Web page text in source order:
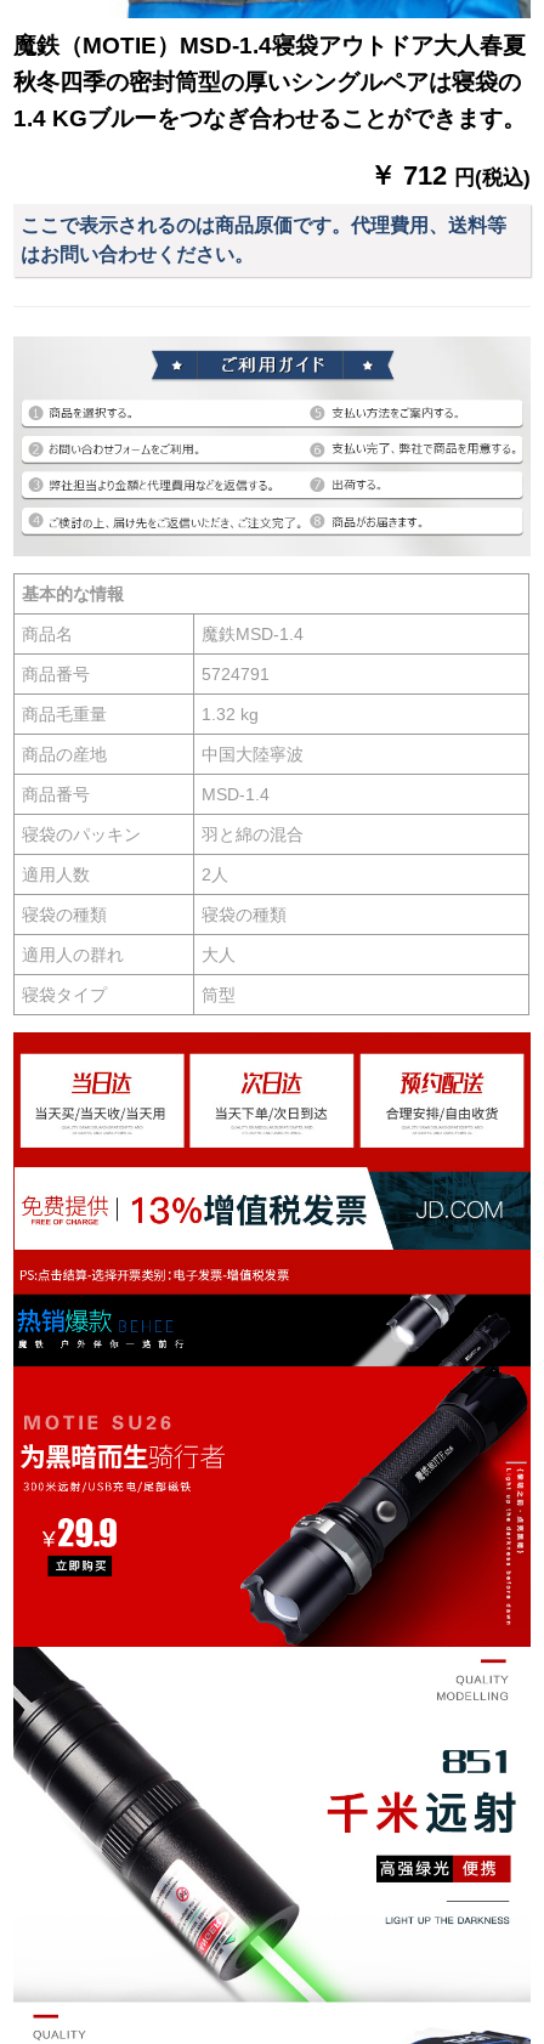
魔鉄（MOTIE）MSD-1.4寝袋アウトドア大人春夏
秋冬四季の密封筒型の厚いシングルペアは寝袋の
1.4 KGブルーをつなぎ合わせることができます。
￥ 712 円(税込)
ここで表示されるのは商品原価です。代理費用、送料等
はお問い合わせください。
基本的な情報
商品名 魔鉄MSD-1.4
商品番号 5724791
商品毛重量 1.32 kg
商品の産地 中国大陸寧波
商品番号 MSD-1.4
寝袋のパッキン 羽と綿の混合
適用人数 2人
寝袋の種類 寝袋の種類
適用人の群れ 大人
寝袋タイプ 筒型